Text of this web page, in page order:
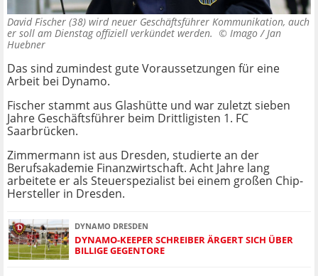
David Fischer (38) wird neuer Geschäftsführer Kommunikation, auch
er soll am Dienstag offiziell verkündet werden. © Imago / Jan
Huebner
Das sind zumindest gute Voraussetzungen für eine
Arbeit bei Dynamo.
Fischer stammt aus Glashütte und war zuletzt sieben
Jahre Geschäftsführer beim Drittligisten 1. FC
Saarbrücken.
Zimmermann ist aus Dresden, studierte an der
Berufsakademie Finanzwirtschaft. Acht Jahre lang
arbeitete er als Steuerspezialist bei einem großen Chip-
Hersteller in Dresden.
DYNAMO DRESDEN
DYNAMO-KEEPER SCHREIBER ÄRGERT SICH ÜBER
BILLIGE GEGENTORE